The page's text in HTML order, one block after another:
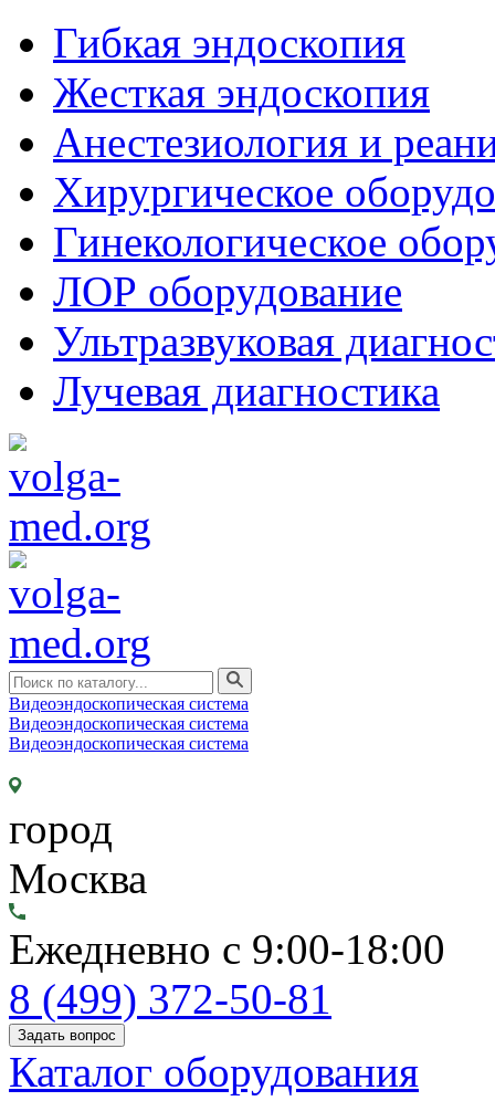
Гибкая эндоскопия
Жесткая эндоскопия
Анестезиология и
Хирургическое
Гинекологическое
ЛОР оборудование
Ультразвуковая
Лучевая диагностика
Видеоэндоскопическая система
Видеоэндоскопическая система
Видеоэндоскопическая система
город
Москва
Ежедневно с 9:00-18:00
8 (499) 372-50-81
Задать вопрос
Каталог оборудования